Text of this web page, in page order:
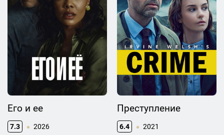
Его и ее
7.3 2026
Преступление
6.4 2021